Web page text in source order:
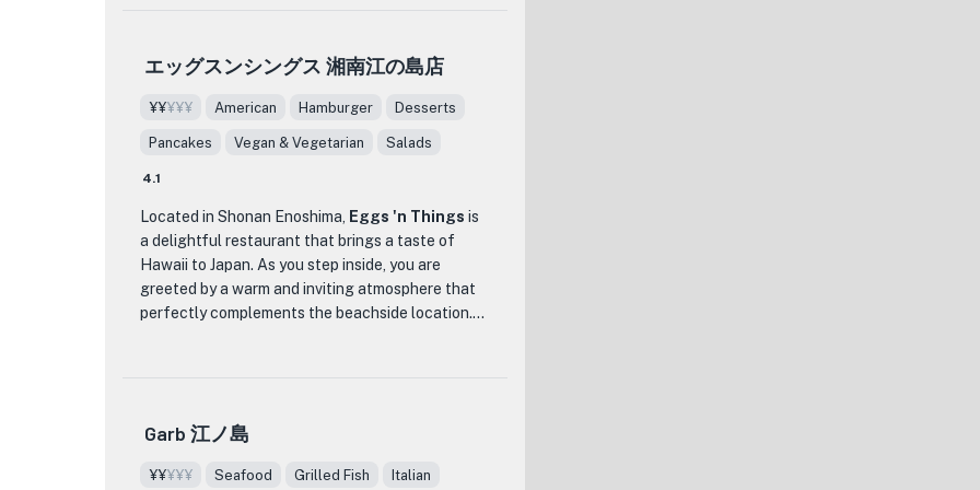
meat lovers and food enthusiasts alike.
taste buds.
Step into iL CHIANTI BEACHE and immerse
yourself in a cozy and inviting atmosphere,
that sets the perfect mood for a memorable
dining experience. Indulge in their top-notch
cuisine, such as their signature pizzas with crispy
crusts and fresh toppings, or savor their rich and
creamy pasta dishes that are cooked to
perfection. With a budget range that caters to
enthusiasts in the area.
エッグスンシングス 湘南江の島店
¥¥¥¥¥ American Hamburger Desserts
Pancakes Vegan & Vegetarian Salads
4.1
Located in Shonan Enoshima, Eggs 'n Things is
a delightful restaurant that brings a taste of
Hawaii to Japan. As you step inside, you are
greeted by a warm and inviting atmosphere that
perfectly complements the beachside location.
them a must-try for pancake enthusiasts.
What sets Eggs 'n Things apart is not just its
Garb 江ノ島
¥¥¥¥¥ Seafood Grilled Fish Italian